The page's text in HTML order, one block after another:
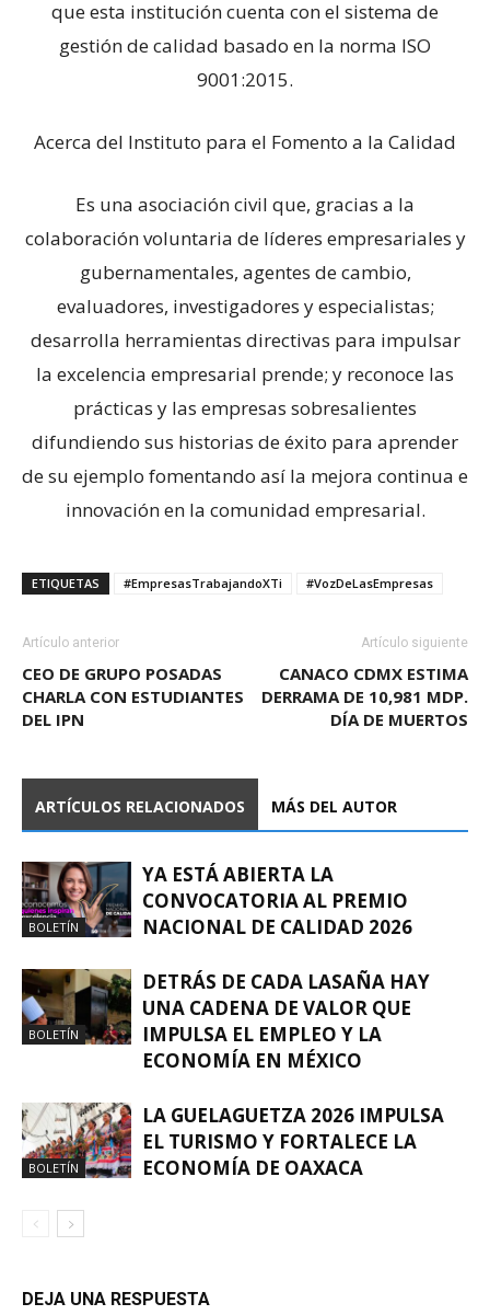
que esta institución cuenta con el sistema de
gestión de calidad basado en la norma ISO
9001:2015.
Acerca del Instituto para el Fomento a la Calidad
Es una asociación civil que, gracias a la
colaboración voluntaria de líderes empresariales y
gubernamentales, agentes de cambio,
evaluadores, investigadores y especialistas;
desarrolla herramientas directivas para impulsar
la excelencia empresarial prende; y reconoce las
prácticas y las empresas sobresalientes
difundiendo sus historias de éxito para aprender
de su ejemplo fomentando así la mejora continua e
innovación en la comunidad empresarial.
ETIQUETAS #EmpresasTrabajandoXTi #VozDeLasEmpresas
Artículo anterior
CEO DE GRUPO POSADAS
CHARLA CON ESTUDIANTES
DEL IPN
Artículo siguiente
CANACO CDMX ESTIMA
DERRAMA DE 10,981 MDP.
DÍA DE MUERTOS
ARTÍCULOS RELACIONADOS MÁS DEL AUTOR
BOLETÍN
YA ESTÁ ABIERTA LA
CONVOCATORIA AL PREMIO
NACIONAL DE CALIDAD 2026
BOLETÍN
DETRÁS DE CADA LASAÑA HAY
UNA CADENA DE VALOR QUE
IMPULSA EL EMPLEO Y LA
ECONOMÍA EN MÉXICO
BOLETÍN
LA GUELAGUETZA 2026 IMPULSA
EL TURISMO Y FORTALECE LA
ECONOMÍA DE OAXACA
DEJA UNA RESPUESTA